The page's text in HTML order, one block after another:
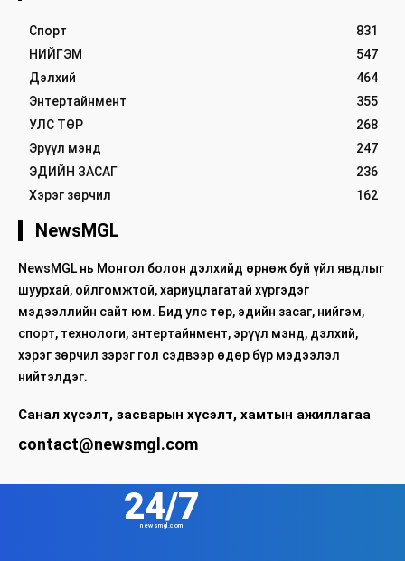
Спорт
831
НИЙГЭМ
547
Дэлхий
464
Энтертайнмент
355
УЛС ТӨР
268
Эрүүл мэнд
247
ЭДИЙН ЗАСАГ
236
Хэрэг зөрчил
162
NewsMGL
NewsMGL нь Монгол болон дэлхийд өрнөж буй үйл явдлыг
шуурхай, ойлгомжтой, хариуцлагатай хүргэдэг
мэдээллийн сайт юм. Бид улс төр, эдийн засаг, нийгэм,
спорт, технологи, энтертайнмент, эрүүл мэнд, дэлхий,
хэрэг зөрчил зэрэг гол сэдвээр өдөр бүр мэдээлэл
нийтэлдэг.
Санал хүсэлт, засварын хүсэлт, хамтын ажиллагаа
contact@newsmgl.com
24/7
newsmgl.com